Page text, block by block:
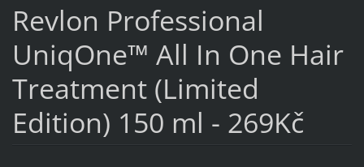
Revlon Professional
UniqOne™ All In One Hair
Treatment (Limited
Edition) 150 ml - 269Kč